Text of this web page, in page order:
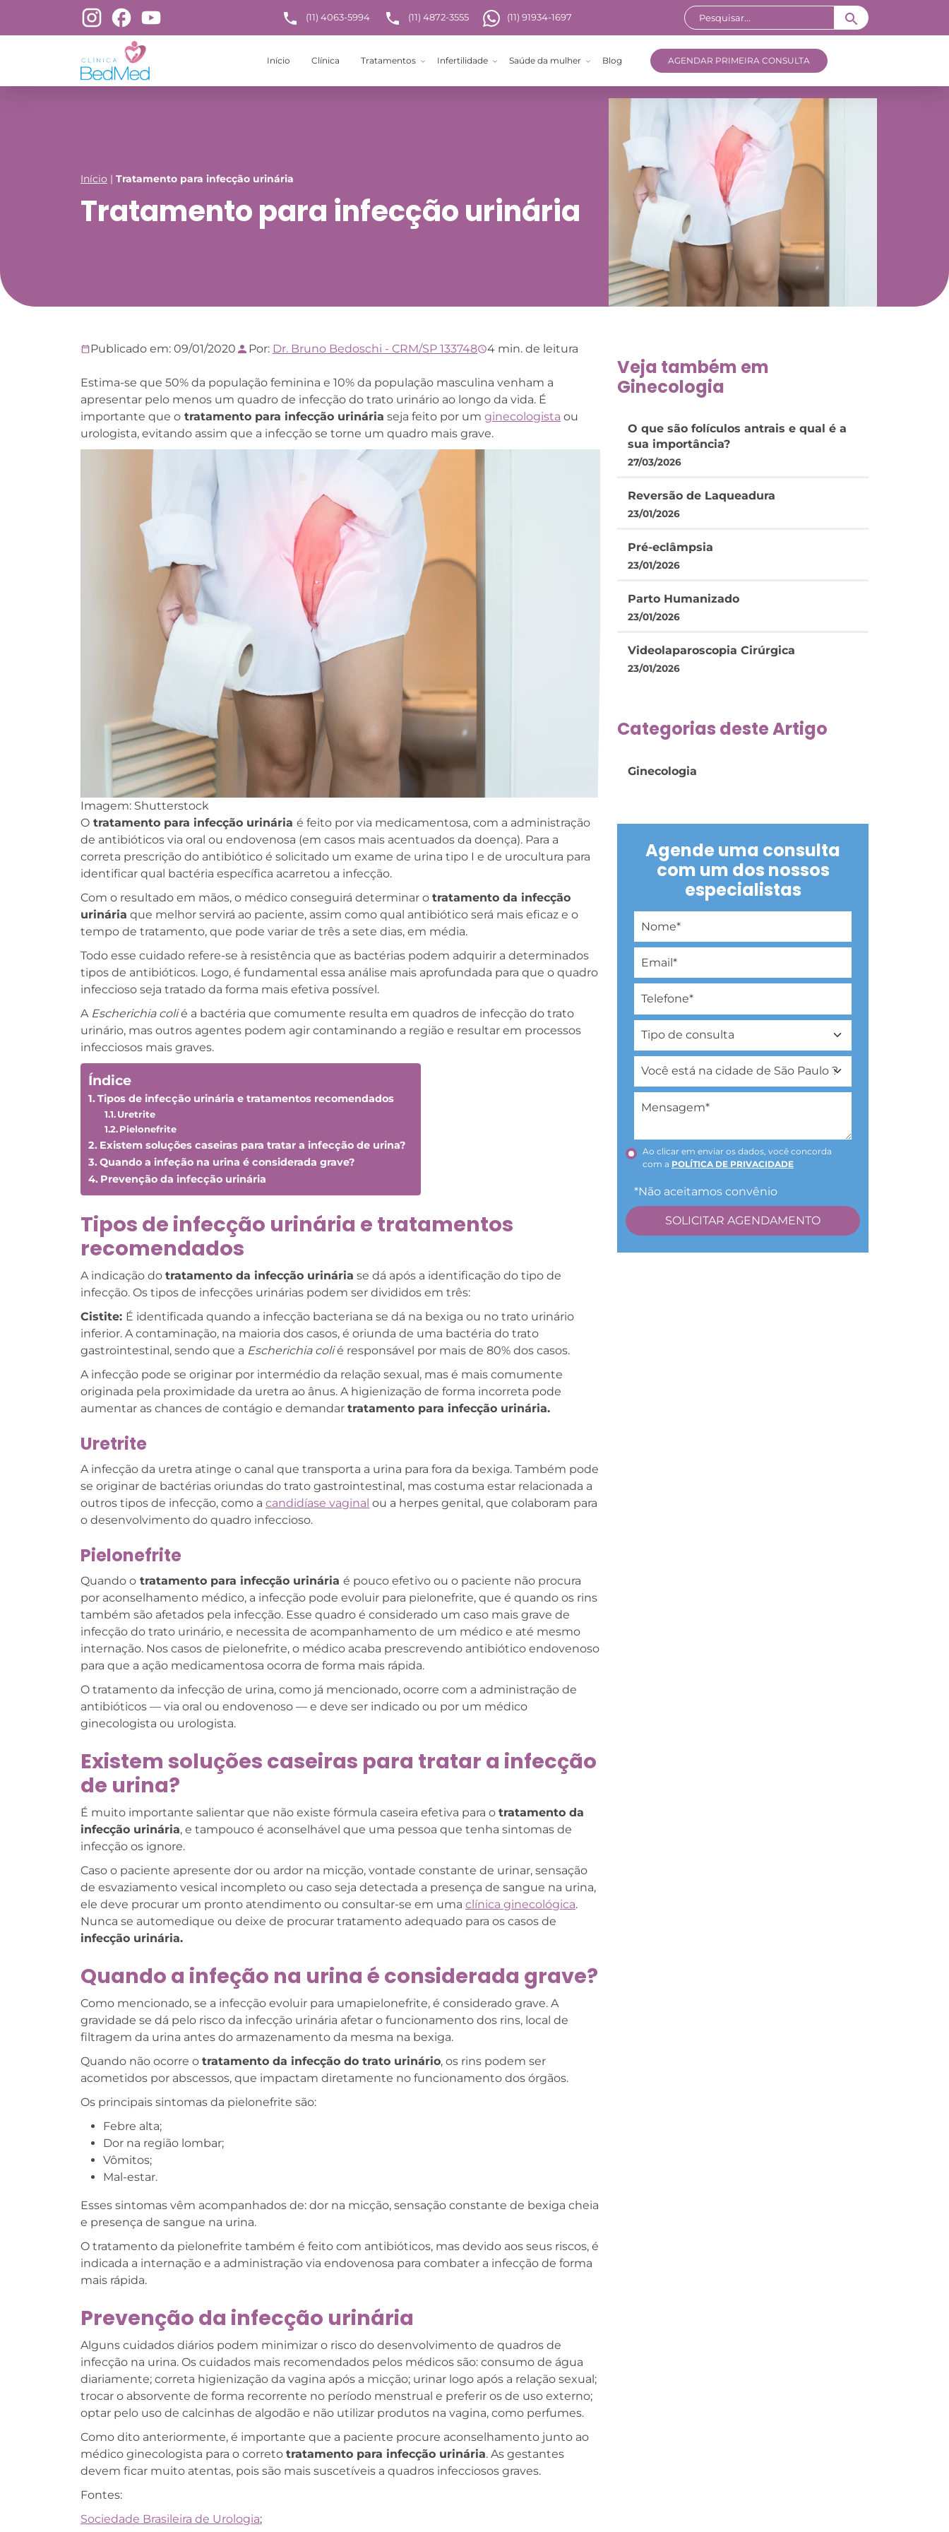
(11) 4063-5994 (11) 4872-3555 (11) 91934-1697
Início Clínica Tratamentos Infertilidade Saúde da mulher Blog AGENDAR PRIMEIRA CONSULTA
Início | Tratamento para infecção urinária
Tratamento para infecção urinária
Publicado em: 09/01/2020 Por: Dr. Bruno Bedoschi - CRM/SP 133748 4 min. de leitura
Estima-se que 50% da população feminina e 10% da população masculina venham a
apresentar pelo menos um quadro de infecção do trato urinário ao longo da vida. É
importante que o tratamento para infecção urinária seja feito por um ginecologista ou
urologista, evitando assim que a infecção se torne um quadro mais grave.
Imagem: Shutterstock
O tratamento para infecção urinária é feito por via medicamentosa, com a administração
de antibióticos via oral ou endovenosa (em casos mais acentuados da doença). Para a
correta prescrição do antibiótico é solicitado um exame de urina tipo I e de urocultura para
identificar qual bactéria específica acarretou a infecção.
Com o resultado em mãos, o médico conseguirá determinar o tratamento da infecção
urinária que melhor servirá ao paciente, assim como qual antibiótico será mais eficaz e o
tempo de tratamento, que pode variar de três a sete dias, em média.
Todo esse cuidado refere-se à resistência que as bactérias podem adquirir a determinados
tipos de antibióticos. Logo, é fundamental essa análise mais aprofundada para que o quadro
infeccioso seja tratado da forma mais efetiva possível.
A Escherichia colié a bactéria que comumente resulta em quadros de infecção do trato
urinário, mas outros agentes podem agir contaminando a região e resultar em processos
infecciosos mais graves.
Índice
Tipos de infecção urinária e tratamentos recomendados
Uretrite
Pielonefrite
Existem soluções caseiras para tratar a infecção de urina?
Quando a infeção na urina é considerada grave?
Prevenção da infecção urinária
Tipos de infecção urinária e tratamentos
recomendados
A indicação do tratamento da infecção urinária se dá após a identificação do tipo de
infecção. Os tipos de infecções urinárias podem ser divididos em três:
Cistite: É identificada quando a infecção bacteriana se dá na bexiga ou no trato urinário
inferior. A contaminação, na maioria dos casos, é oriunda de uma bactéria do trato
gastrointestinal, sendo que a Escherichia colié responsável por mais de 80% dos casos.
A infecção pode se originar por intermédio da relação sexual, mas é mais comumente
originada pela proximidade da uretra ao ânus. A higienização de forma incorreta pode
aumentar as chances de contágio e demandar tratamento para infecção urinária.
Uretrite
A infecção da uretra atinge o canal que transporta a urina para fora da bexiga. Também pode
se originar de bactérias oriundas do trato gastrointestinal, mas costuma estar relacionada a
outros tipos de infecção, como a candidíase vaginal ou a herpes genital, que colaboram para
o desenvolvimento do quadro infeccioso.
Pielonefrite
Quando o tratamento para infecção urinária é pouco efetivo ou o paciente não procura
por aconselhamento médico, a infecção pode evoluir para pielonefrite, que é quando os rins
também são afetados pela infecção. Esse quadro é considerado um caso mais grave de
infecção do trato urinário, e necessita de acompanhamento de um médico e até mesmo
internação. Nos casos de pielonefrite, o médico acaba prescrevendo antibiótico endovenoso
para que a ação medicamentosa ocorra de forma mais rápida.
O tratamento da infecção de urina, como já mencionado, ocorre com a administração de
antibióticos — via oral ou endovenoso — e deve ser indicado ou por um médico
ginecologista ou urologista.
Existem soluções caseiras para tratar a infecção
de urina?
É muito importante salientar que não existe fórmula caseira efetiva para o tratamento da
infecção urinária, e tampouco é aconselhável que uma pessoa que tenha sintomas de
infecção os ignore.
Caso o paciente apresente dor ou ardor na micção, vontade constante de urinar, sensação
de esvaziamento vesical incompleto ou caso seja detectada a presença de sangue na urina,
ele deve procurar um pronto atendimento ou consultar-se em uma clínica ginecológica.
Nunca se automedique ou deixe de procurar tratamento adequado para os casos de
infecção urinária.
Quando a infeção na urina é considerada grave?
Como mencionado, se a infecção evoluir para umapielonefrite, é considerado grave. A
gravidade se dá pelo risco da infecção urinária afetar o funcionamento dos rins, local de
filtragem da urina antes do armazenamento da mesma na bexiga.
Quando não ocorre o tratamento da infecção do trato urinário, os rins podem ser
acometidos por abscessos, que impactam diretamente no funcionamento dos órgãos.
Os principais sintomas da pielonefrite são:
Febre alta;
Dor na região lombar;
Vômitos;
Mal-estar.
Esses sintomas vêm acompanhados de: dor na micção, sensação constante de bexiga cheia
e presença de sangue na urina.
O tratamento da pielonefrite também é feito com antibióticos, mas devido aos seus riscos, é
indicada a internação e a administração via endovenosa para combater a infecção de forma
mais rápida.
Prevenção da infecção urinária
Alguns cuidados diários podem minimizar o risco do desenvolvimento de quadros de
infecção na urina. Os cuidados mais recomendados pelos médicos são: consumo de água
diariamente; correta higienização da vagina após a micção; urinar logo após a relação sexual;
trocar o absorvente de forma recorrente no período menstrual e preferir os de uso externo;
optar pelo uso de calcinhas de algodão e não utilizar produtos na vagina, como perfumes.
Como dito anteriormente, é importante que a paciente procure aconselhamento junto ao
médico ginecologista para o correto tratamento para infecção urinária. As gestantes
devem ficar muito atentas, pois são mais suscetíveis a quadros infecciosos graves.
Fontes:
Sociedade Brasileira de Urologia;
Veja também em
Ginecologia
O que são folículos antrais e qual é a
sua importância?
27/03/2026
Reversão de Laqueadura
23/01/2026
Pré-eclâmpsia
23/01/2026
Parto Humanizado
23/01/2026
Videolaparoscopia Cirúrgica
23/01/2026
Categorias deste Artigo
Ginecologia
Agende uma consulta
com um dos nossos
especialistas
Ao clicar em enviar os dados, você concorda
com a POLÍTICA DE PRIVACIDADE
*Não aceitamos convênio